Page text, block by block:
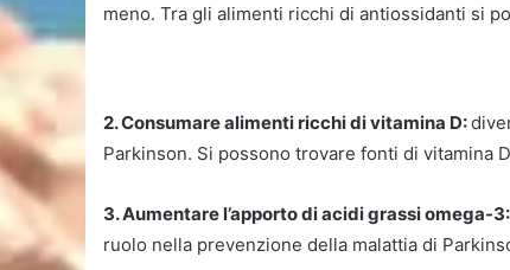
meno. Tra gli alimenti ricchi di antiossidanti si
2. Consumare alimenti ricchi di vitamina D:
Parkinson. Si possono trovare fonti di vitamina
3. Aumentare l’apporto di acidi grassi omega-3:
ruolo nella prevenzione della malattia di